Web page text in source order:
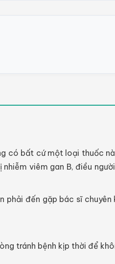
có bất cứ một loại thuốc
viêm gan B, điều
phải đến gặp bác sĩ
tránh bệnh kịp thời để